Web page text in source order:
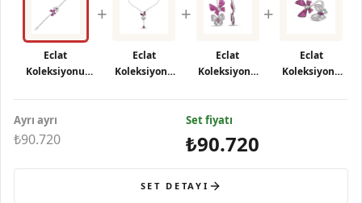
Eclat
Koleksiyonu
Gümüş Bileklik
+
Eclat
Koleksiyonu
Kelebekli
+
Eclat
Koleksiyonu
Kelebekli
Gümüş Küpe
+
Eclat
Koleksiyonu
Kelebekli
Ayrı ayrı
₺90.720
Set fiyatı
₺90.720
SET DETAYI